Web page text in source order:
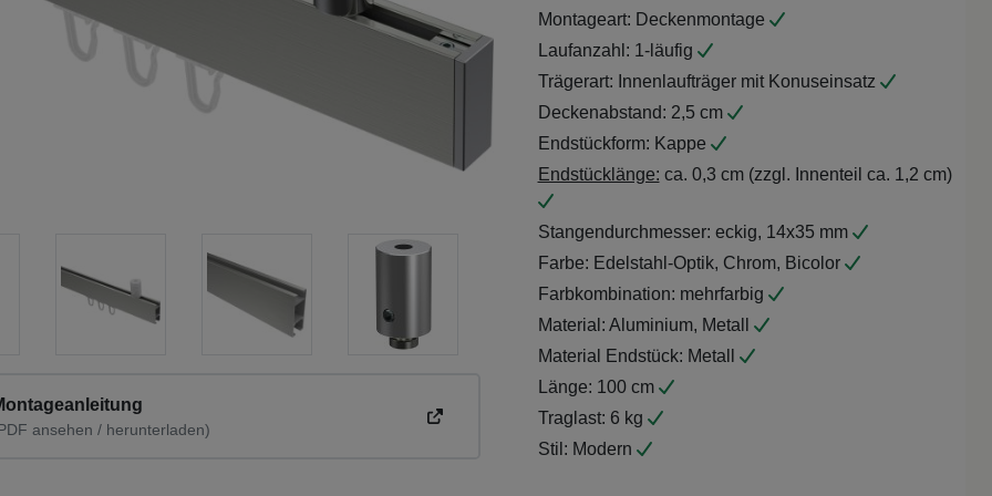
ansehen / herunterladen)
Montageart: Deckenmontage
Laufanzahl: 1-läufig
Trägerart: Innenlaufträger mit Konuseinsatz
Deckenabstand: 2,5 cm
Endstückform: Kappe
Endstücklänge: ca. 0,3 cm (zzgl. Innenteil ca. 1,2 cm)
Stangendurchmesser: eckig, 14x35 mm
Farbe: Edelstahl-Optik, Chrom, Bicolor
Farbkombination: mehrfarbig
Material: Aluminium, Metall
Material Endstück: Metall
Länge: 100 cm
Traglast: 6 kg
Stil: Modern